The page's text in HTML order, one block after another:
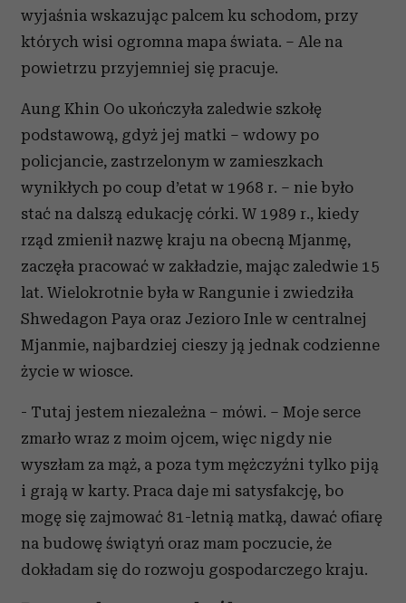
wyjaśnia wskazując palcem ku schodom, przy
których wisi ogromna mapa świata. – Ale na
powietrzu przyjemniej się pracuje.
Aung Khin Oo ukończyła zaledwie szkołę
podstawową, gdyż jej matki – wdowy po
policjancie, zastrzelonym w zamieszkach
wynikłych po coup d’etat w 1968 r. – nie było
stać na dalszą edukację córki. W 1989 r., kiedy
rząd zmienił nazwę kraju na obecną Mjanmę,
zaczęła pracować w zakładzie, mając zaledwie 15
lat. Wielokrotnie była w Rangunie i zwiedziła
Shwedagon Paya oraz Jezioro Inle w centralnej
Mjanmie, najbardziej cieszy ją jednak codzienne
życie w wiosce.
- Tutaj jestem niezależna – mówi. – Moje serce
zmarło wraz z moim ojcem, więc nigdy nie
wyszłam za mąż, a poza tym mężczyźni tylko piją
i grają w karty. Praca daje mi satysfakcję, bo
mogę się zajmować 81-letnią matką, dawać ofiarę
na budowę świątyń oraz mam poczucie, że
dokładam się do rozwoju gospodarczego kraju.